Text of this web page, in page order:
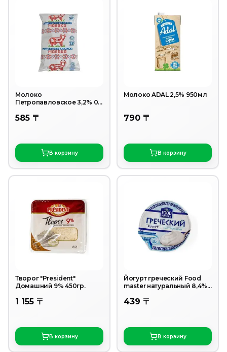
Молоко
Петропавловское 3,2% 0,9
585 〒
В корзину
Молоко ADAL 2,5% 950мл
790 〒
В корзину
Творог "President"
Домашний 9% 450гр.
1 155 〒
В корзину
Йогурт греческий Food
master натуральный 8,4%
439 〒
В корзину